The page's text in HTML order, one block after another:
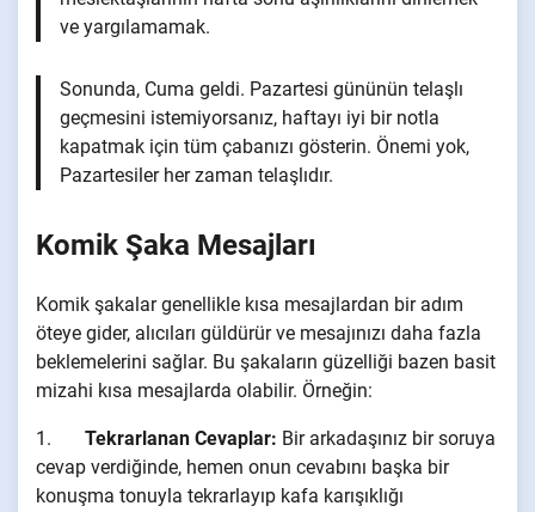
ve yargılamamak.
Sonunda, Cuma geldi. Pazartesi gününün telaşlı
geçmesini istemiyorsanız, haftayı iyi bir notla
kapatmak için tüm çabanızı gösterin. Önemi yok,
Pazartesiler her zaman telaşlıdır.
Komik Şaka Mesajları
Komik şakalar genellikle kısa mesajlardan bir adım
öteye gider, alıcıları güldürür ve mesajınızı daha fazla
beklemelerini sağlar. Bu şakaların güzelliği bazen basit
mizahi kısa mesajlarda olabilir. Örneğin:
1. Tekrarlanan Cevaplar: Bir arkadaşınız bir soruya
cevap verdiğinde, hemen onun cevabını başka bir
konuşma tonuyla tekrarlayıp kafa karışıklığı